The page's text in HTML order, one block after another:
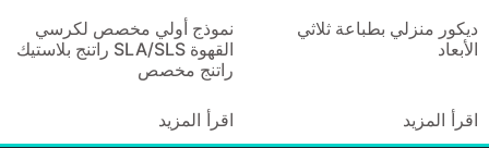
ديكور منزلي بطباعة ثلاثي
الأبعاد
اقرأ المزيد
نموذج أولي مخصص لكرسي
القهوة SLA/SLS راتنج بلاستيك
راتنج مخصص
اقرأ المزيد